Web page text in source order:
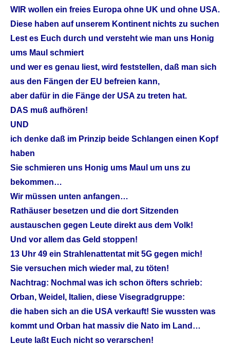
WIR wollen ein freies Europa ohne UK und ohne USA.
Diese haben auf unserem Kontinent nichts zu suchen
Lest es Euch durch und versteht wie man uns Honig
ums Maul schmiert
und wer es genau liest, wird feststellen, daß man sich
aus den Fängen der EU befreien kann,
aber dafür in die Fänge der USA zu treten hat.
DAS muß aufhören!
UND
ich denke daß im Prinzip beide Schlangen einen Kopf
haben
Sie schmieren uns Honig ums Maul um uns zu
bekommen…
Wir müssen unten anfangen…
Rathäuser besetzen und die dort Sitzenden
austauschen gegen Leute direkt aus dem Volk!
Und vor allem das Geld stoppen!
13 Uhr 49 ein Strahlenattentat mit 5G gegen mich!
Sie versuchen mich wieder mal, zu töten!
Nachtrag: Nochmal was ich schon öfters schrieb:
Orban, Weidel, Italien, diese Visegradgruppe:
die haben sich an die USA verkauft! Sie wussten was
kommt und Orban hat massiv die Nato im Land…
Leute laßt Euch nicht so verarschen!